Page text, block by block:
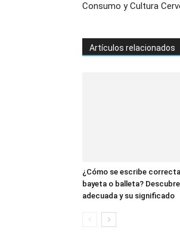
Consumo y Cultura
Artículos relacionados
¿Cómo se escribe
bayeta o balleta?
adecuada y su significado